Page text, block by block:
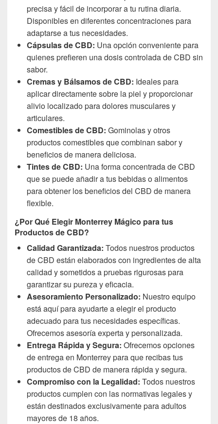
precisa y fácil de incorporar a tu rutina diaria.
Disponibles en diferentes concentraciones para
adaptarse a tus necesidades.
Cápsulas de CBD: Una opción conveniente para
quienes prefieren una dosis controlada de CBD sin
sabor.
Cremas y Bálsamos de CBD: Ideales para
aplicar directamente sobre la piel y proporcionar
alivio localizado para dolores musculares y
articulares.
Comestibles de CBD: Gominolas y otros
productos comestibles que combinan sabor y
beneficios de manera deliciosa.
Tintes de CBD: Una forma concentrada de CBD
que se puede añadir a tus bebidas o alimentos
para obtener los beneficios del CBD de manera
flexible.
¿Por Qué Elegir Monterrey Mágico para tus
Productos de CBD?
Calidad Garantizada: Todos nuestros productos
de CBD están elaborados con ingredientes de alta
calidad y sometidos a pruebas rigurosas para
garantizar su pureza y eficacia.
Asesoramiento Personalizado: Nuestro equipo
está aquí para ayudarte a elegir el producto
adecuado para tus necesidades específicas.
Ofrecemos asesoría experta y personalizada.
Entrega Rápida y Segura: Ofrecemos opciones
de entrega en Monterrey para que recibas tus
productos de CBD de manera rápida y segura.
Compromiso con la Legalidad: Todos nuestros
productos cumplen con las normativas legales y
están destinados exclusivamente para adultos
mayores de 18 años.